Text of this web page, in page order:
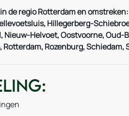
de regio Rotterdam en
Hillegerberg-
Nieuw-Helvoet, Oostvoorne,
Rotterdam, Rozenburg,